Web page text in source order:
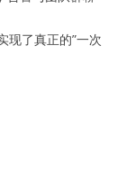
现了真正的”一次